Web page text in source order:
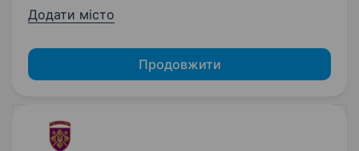
Додати місто
Продовжити